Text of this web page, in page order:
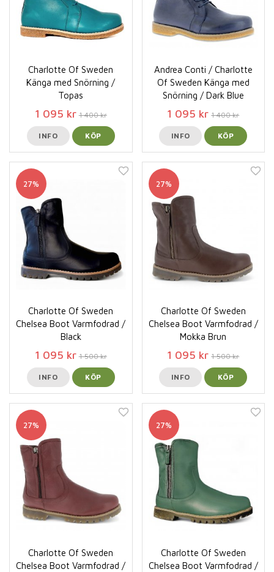
Charlotte Of Sweden
Känga med Snörning /
Topas
1 095 kr 1 400 kr
INFO KÖP
Andrea Conti / Charlotte
Of Sweden Känga med
Snörning / Dark Blue
1 095 kr 1 400 kr
INFO KÖP
27%
Charlotte Of Sweden
Chelsea Boot Varmfodrad /
Black
1 095 kr 1 500 kr
INFO KÖP
27%
Charlotte Of Sweden
Chelsea Boot Varmfodrad /
Mokka Brun
1 095 kr 1 500 kr
INFO KÖP
27%
Charlotte Of Sweden
Chelsea Boot Varmfodrad /
27%
Charlotte Of Sweden
Chelsea Boot Varmfodrad /